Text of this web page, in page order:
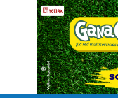
Pasar al contenido